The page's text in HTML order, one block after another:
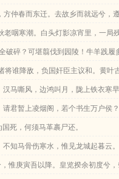
辞宋将军曰：“吾始闻汝名，以
居，祸且及汝。今夜半，方期我决
快吾意。”宋将军故自负，且欲观
，令贼知也。” 时鸡鸣月落，星
许人。一贼提刀突奔客，客大呼
息观之，股栗欲堕。忽闻客大呼曰
。大铁椎其人欤？天生异人，必
何多也！岂天之生才不必为人用
灿又尝见其写市物帖子，甚工楷书
仲春而东迁。去故乡而就远兮，
以容与兮，哀见君而不再得。望长
蹠。顺风波以从流兮，焉洋洋而
，上洞庭而下江。去终古之所居兮
以远望兮，聊以舒吾忧心。哀州
之可芜。心不怡之长久兮，忧与
不通兮，蹇侘傺而含戚。外承欢
。众谗人之嫉妒兮，被以不慈之
流观兮，冀一反之何时。鸟飞反故
老咽寒潮。白头灯影凉宵里，一局
破碎？可堪翦伐到园陵！牛羊践履
将谁降敌，负国奸臣主议和。黄叶
马嘶风，边鸿叫月，陇上铁衣寒
把，时送平安耗。圣主忧边，威
君暂上凌烟阁，若个书生万户侯？
死，何须马革裹尸还。
知马骨伤寒水，惟见龙城起暮云。
惟庚寅吾以降。皇览揆余初度兮